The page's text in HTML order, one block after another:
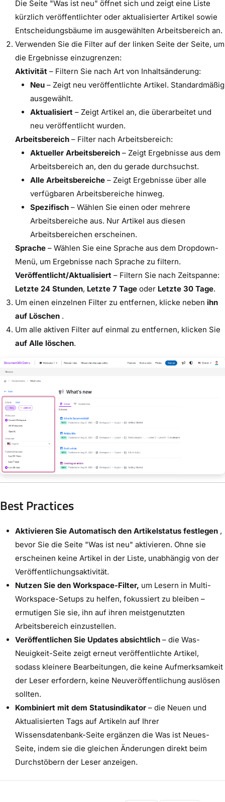
Die Seite "Was ist neu" öffnet sich und zeigt eine Liste
kürzlich veröffentlichter oder aktualisierter Artikel sowie
Entscheidungsbäume im ausgewählten Arbeitsbereich an.
Verwenden Sie die Filter auf der linken Seite der Seite, um
die Ergebnisse einzugrenzen:
Aktivität – Filtern Sie nach Art von Inhaltsänderung:
Neu – Zeigt neu veröffentlichte Artikel. Standardmäßig
ausgewählt.
Aktualisiert – Zeigt Artikel an, die überarbeitet und
neu veröffentlicht wurden.
Arbeitsbereich – Filter nach Arbeitsbereich:
Aktueller Arbeitsbereich – Zeigt Ergebnisse aus dem
Arbeitsbereich an, den du gerade durchsuchst.
Alle Arbeitsbereiche – Zeigt Ergebnisse über alle
verfügbaren Arbeitsbereiche hinweg.
Spezifisch – Wählen Sie einen oder mehrere
Arbeitsbereiche aus. Nur Artikel aus diesen
Arbeitsbereichen erscheinen.
Sprache – Wählen Sie eine Sprache aus dem Dropdown-
Menü, um Ergebnisse nach Sprache zu filtern.
Veröffentlicht/Aktualisiert – Filtern Sie nach Zeitspanne:
Letzte 24 Stunden, Letzte 7 Tage oder Letzte 30 Tage.
Um einen einzelnen Filter zu entfernen, klicke neben ihn
auf Löschen .
Um alle aktiven Filter auf einmal zu entfernen, klicken Sie
auf Alle löschen.
Best Practices
Aktivieren Sie Automatisch den Artikelstatus festlegen ,
bevor Sie die Seite "Was ist neu" aktivieren. Ohne sie
erscheinen keine Artikel in der Liste, unabhängig von der
Veröffentlichungsaktivität.
Nutzen Sie den Workspace-Filter, um Lesern in Multi-
Workspace-Setups zu helfen, fokussiert zu bleiben –
ermutigen Sie sie, ihn auf ihren meistgenutzten
Arbeitsbereich einzustellen.
Veröffentlichen Sie Updates absichtlich – die Was-
Neuigkeit-Seite zeigt erneut veröffentlichte Artikel,
sodass kleinere Bearbeitungen, die keine Aufmerksamkeit
der Leser erfordern, keine Neuveröffentlichung auslösen
sollten.
Kombiniert mit dem Statusindikator – die Neuen und
Aktualisierten Tags auf Artikeln auf Ihrer
Wissensdatenbank-Seite ergänzen die Was ist Neues-
Seite, indem sie die gleichen Änderungen direkt beim
Durchstöbern der Leser anzeigen.